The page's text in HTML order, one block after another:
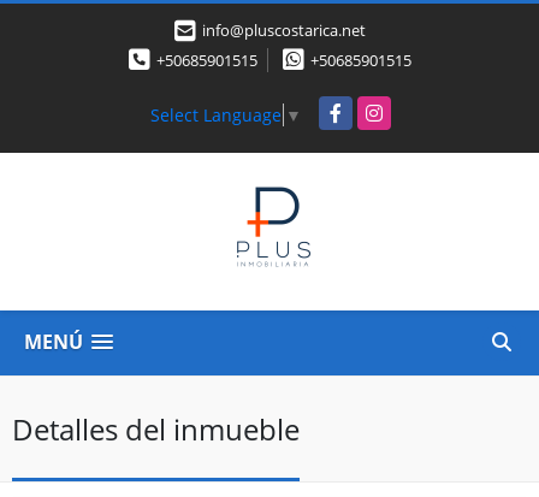
info@pluscostarica.net
+50685901515
+50685901515
Select Language ▼ FacebookInstagram
MENÚ
Detalles del inmueble